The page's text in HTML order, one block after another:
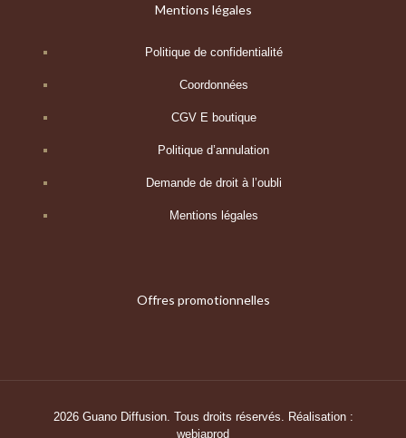
Mentions légales
Politique de confidentialité
Coordonnées
CGV E boutique
Politique d’annulation
Demande de droit à l’oubli
Mentions légales
Offres promotionnelles
2026 Guano Diffusion. Tous droits réservés. Réalisation :
webiaprod